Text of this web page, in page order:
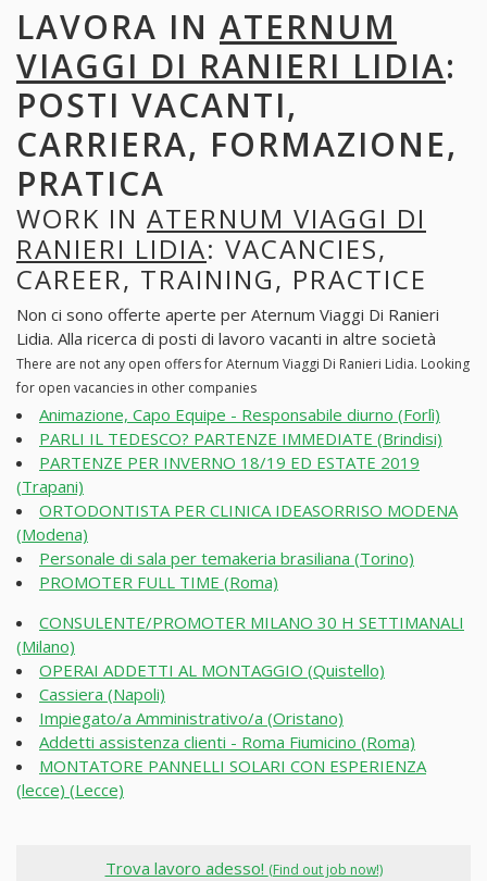
LAVORA IN ATERNUM
VIAGGI DI RANIERI LIDIA:
POSTI VACANTI,
CARRIERA, FORMAZIONE,
PRATICA
WORK IN ATERNUM VIAGGI DI
RANIERI LIDIA: VACANCIES,
CAREER, TRAINING, PRACTICE
Non ci sono offerte aperte per Aternum Viaggi Di Ranieri
Lidia. Alla ricerca di posti di lavoro vacanti in altre società
There are not any open offers for Aternum Viaggi Di Ranieri Lidia. Looking
for open vacancies in other companies
Animazione, Capo Equipe - Responsabile diurno (Forlì)
PARLI IL TEDESCO? PARTENZE IMMEDIATE (Brindisi)
PARTENZE PER INVERNO 18/19 ED ESTATE 2019
(Trapani)
ORTODONTISTA PER CLINICA IDEASORRISO MODENA
(Modena)
Personale di sala per temakeria brasiliana (Torino)
PROMOTER FULL TIME (Roma)
CONSULENTE/PROMOTER MILANO 30 H SETTIMANALI
(Milano)
OPERAI ADDETTI AL MONTAGGIO (Quistello)
Cassiera (Napoli)
Impiegato/a Amministrativo/a (Oristano)
Addetti assistenza clienti - Roma Fiumicino (Roma)
MONTATORE PANNELLI SOLARI CON ESPERIENZA
(lecce) (Lecce)
Trova lavoro adesso! (Find out job now!)